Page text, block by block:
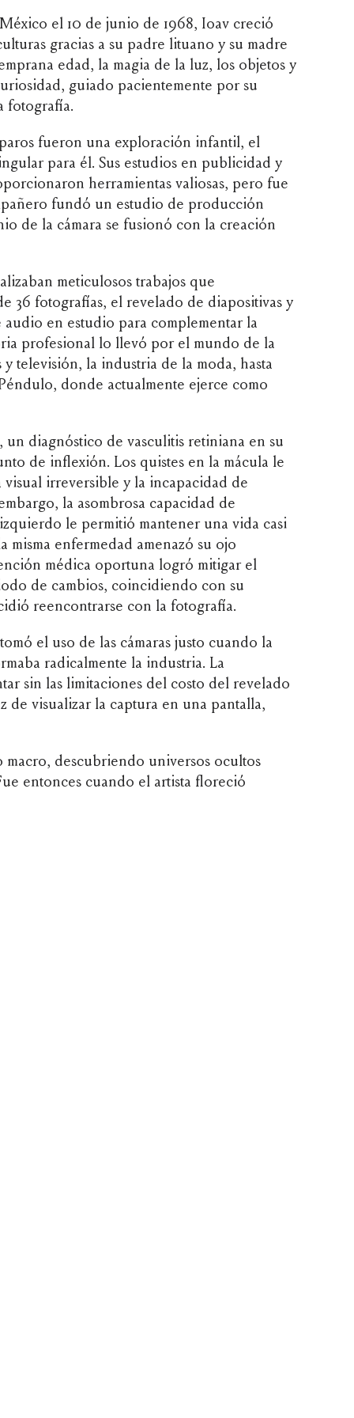
el 10 de junio de 1968, Ioav creció
gracias a su padre lituano y su madre
edad, la magia de la luz, los objetos y
guiado pacientemente por su
fotografía.
fueron una exploración infantil, el
para él. Sus estudios en publicidad y
herramientas valiosas, pero fue
fundó un estudio de producción
de la cámara se fusionó con la creación
meticulosos trabajos que
36 fotografías, el revelado de diapositivas y
en estudio para complementar la
profesional lo llevó por el mundo de la
televisión, la industria de la moda, hasta
donde actualmente ejerce como
un diagnóstico de vasculitis retiniana en su
de inflexión. Los quistes en la mácula le
irreversible y la incapacidad de
la asombrosa capacidad de
le permitió mantener una vida casi
misma enfermedad amenazó su ojo
médica oportuna logró mitigar el
de cambios, coincidiendo con su
reencontrarse con la fotografía.
el uso de las cámaras justo cuando la
radicalmente la industria. La
sin las limitaciones del costo del revelado
de visualizar la captura en una pantalla,
macro, descubriendo universos ocultos
entonces cuando el artista floreció